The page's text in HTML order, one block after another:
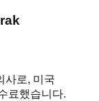
사로, 미국
료했습니다.